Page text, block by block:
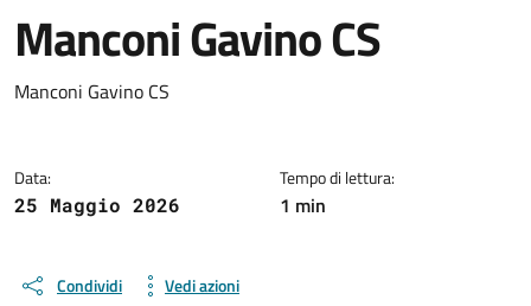
Manconi Gavino CS
Dettagli del documento
Manconi Gavino CS
Data:
25 Maggio 2026
Tempo di lettura:
1 min
Condividi Vedi azioni